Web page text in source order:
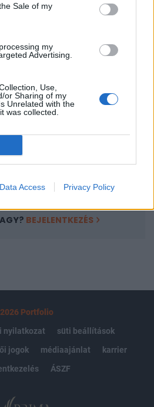
Sale of my
my
Advertising.
Use,
or Sharing of my
Unrelated with the
was collected.
Data Access Privacy Policy
hírarchívumához
előfizetéses
tartalmazza:
cikkarchívum
2 év napon belüli
BEJELENTKEZÉS
Portfolio
nyilatkozat
süti beállítások
jogok médiaajánlat
karrier
ÁSZF